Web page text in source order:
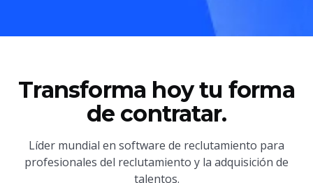
Transforma hoy tu forma
de contratar.
Líder mundial en software de reclutamiento para
profesionales del reclutamiento y la adquisición de
talentos.